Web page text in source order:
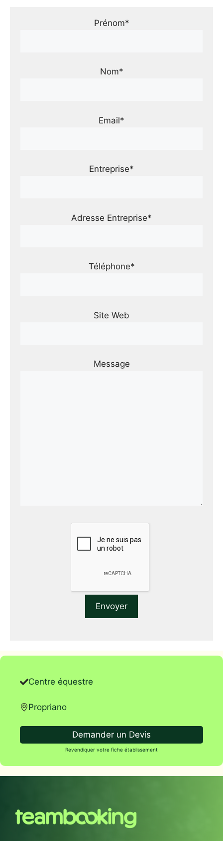
Prénom*
Nom*
Email*
Entreprise*
Adresse Entreprise*
Téléphone*
Site Web
Message
Centre équestre
Propriano
Demander un Devis
Revendiquer votre fiche établissement